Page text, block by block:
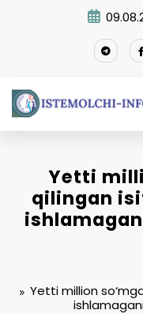
Yetti
qilingan
Yetti million